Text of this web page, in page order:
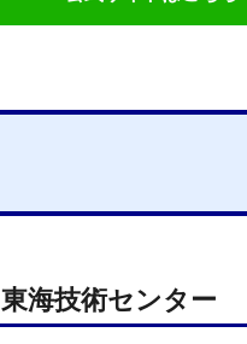
東海技術センター